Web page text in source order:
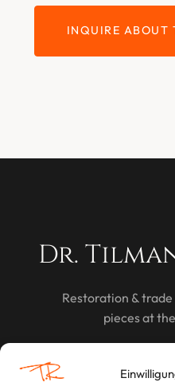
INQUIRE ABOUT
Dr.
Restoration &
pieces at